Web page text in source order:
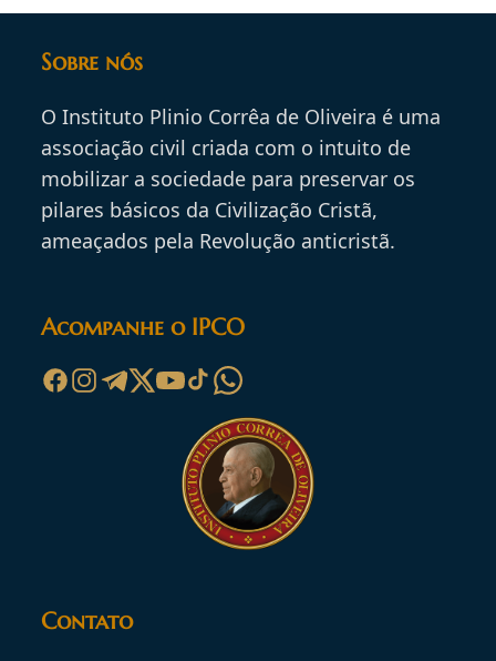
Sobre nós
O Instituto Plinio Corrêa de Oliveira é uma
associação civil criada com o intuito de
mobilizar a sociedade para preservar os
pilares básicos da Civilização Cristã,
ameaçados pela Revolução anticristã.
Acompanhe o IPCO
Contato